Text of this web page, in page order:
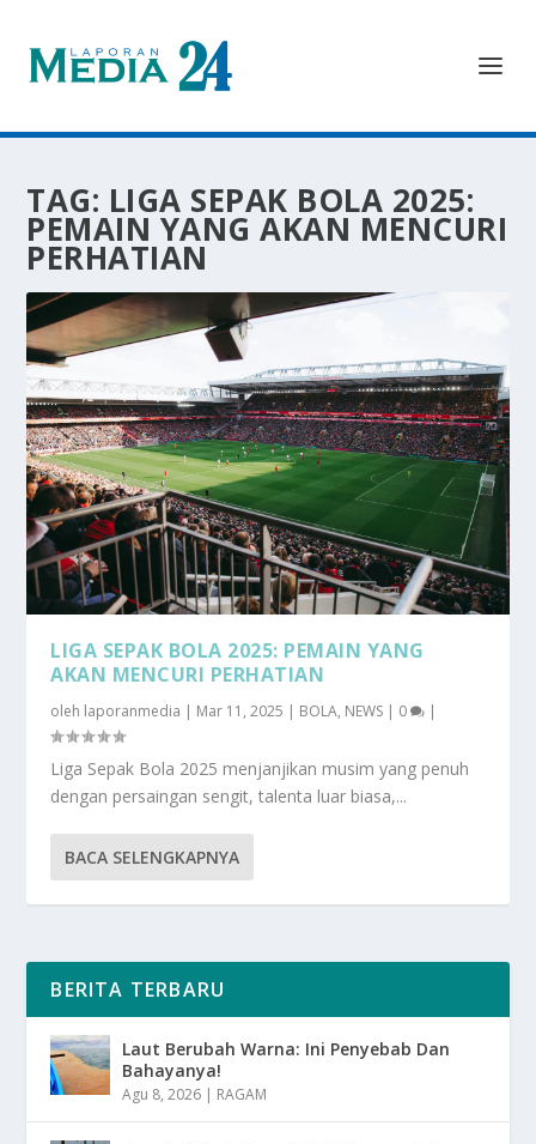
TAG: LIGA SEPAK BOLA 2025:
PEMAIN YANG AKAN MENCURI
PERHATIAN
LIGA SEPAK BOLA 2025: PEMAIN YANG
AKAN MENCURI PERHATIAN
oleh laporanmedia | Mar 11, 2025 | BOLA, NEWS | 0 |
Liga Sepak Bola 2025 menjanjikan musim yang penuh
dengan persaingan sengit, talenta luar biasa,...
BACA SELENGKAPNYA
BERITA TERBARU
Laut Berubah Warna: Ini Penyebab Dan
Bahayanya!
Agu 8, 2026 | RAGAM